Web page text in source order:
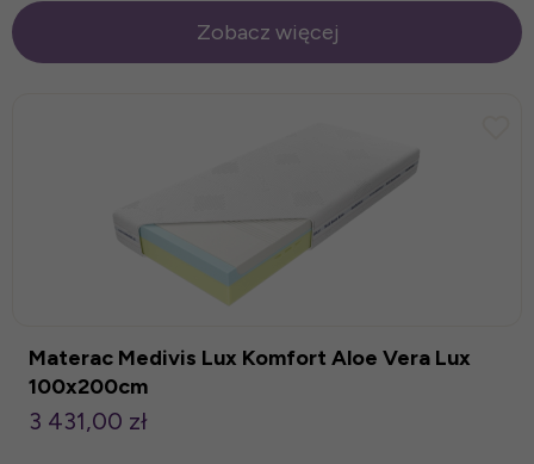
Zobacz więcej
Materac Medivis Lux Komfort Aloe Vera Lux
100x200cm
3 431,00 zł